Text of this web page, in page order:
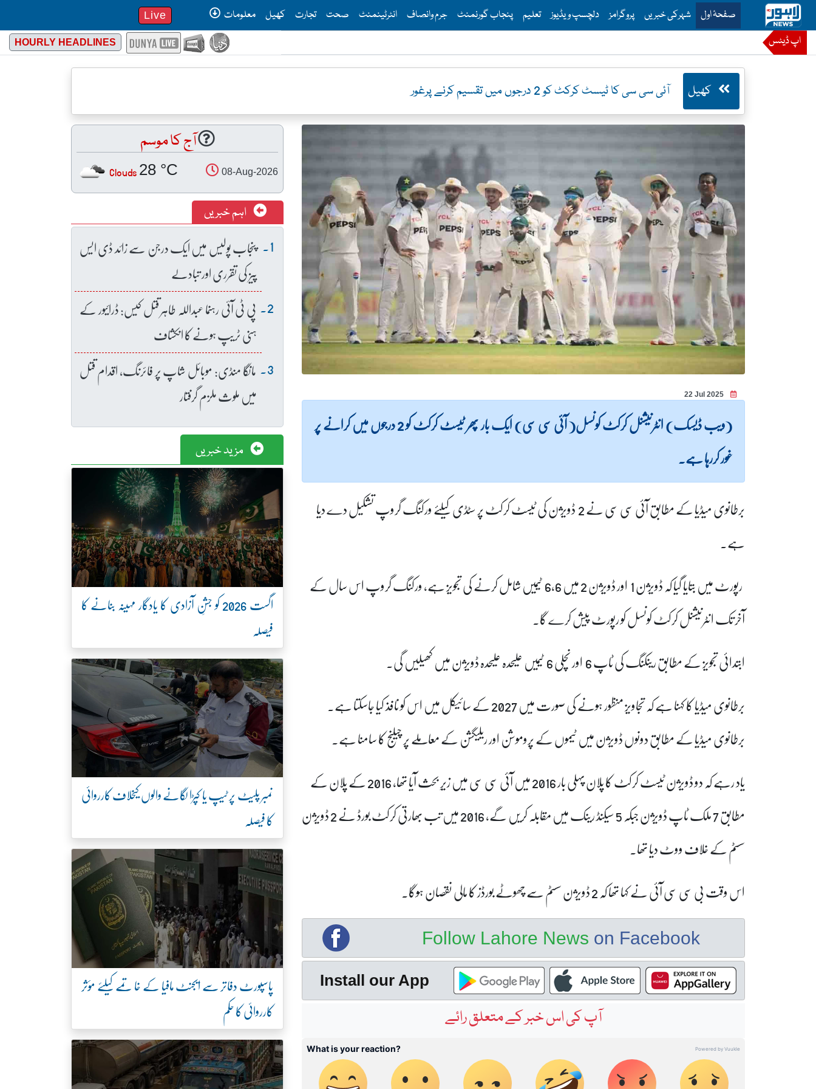
صفحۂ اولThis is the main menu for Lahore News
شہرکی خبریں پروگرامز دلچسپ ویڈیوز تعلیم پنجاب گورنمنٹ جرم وانصاف انٹرٹینمنٹ صحت تجارت کھیل معلومات Live
اپ ڈیٹس HOURLY HEADLINES
کھیل آئی سی سی کا ٹیسٹ کرکٹ کو 2 درجوں میں تقسیم کرنے پرغور
22 Jul 2025
(ویب ڈیسک) انٹرنیشنل کرکٹ کونسل( آئی سی سی) ایک بار پھر ٹیسٹ کرکٹ کو 2 درجوں میں کرانے پر
غور کررہا ہے۔
برطانوی میڈیا کے مطابق آئی سی سی نے 2 ڈویژن کی ٹیسٹ کرکٹ پر سٹڈی کیلئے ورکنگ گروپ تشکیل دے دیا
ہے۔
رپورٹ میں بتایا گیا کہ ڈویژن 1 اور ڈویژن 2 میں 6،6 ٹیمیں شامل کرنے کی تجویز ہے، ورکنگ گروپ اس سال کے
آخر تک انٹرنیشنل کرکٹ کونسل کو رپورٹ پیش کرے گا۔
ابتدائی تجویز کے مطابق رینکنگ کی ٹاپ 6 اور نچلی 6 ٹیمیں علیحدہ علیحدہ ڈویژن میں کھیلیں گی۔
برطانوی میڈیا کا کہنا ہے کہ تجاویز منظور ہونے کی صورت میں 2027 کے سائیکل میں اس کو نافذ کیا جاسکتا ہے۔
برطانوی میڈیا کے مطابق دونوں ڈویژن میں ٹیموں کے پروموشن اور ریلیگشن کے معاملے پر چیلنج کا سامنا ہے۔
یاد رہے کہ دو ڈویژن ٹیسٹ کرکٹ کا پلان پہلی بار 2016 میں آئی سی سی میں زیرِ بحث آیا تھا، 2016 کے پلان کے
مطابق 7 ملک ٹاپ ڈویژن جبکہ 5 سیکنڈ رینک میں مقابلہ کریں گے، 2016 میں تب بھارتی کرکٹ بورڈ نے 2 ڈویژن
سسٹم کے خلاف ووٹ دیا تھا۔
اس وقت بی سی سی آئی نے کہا تھا کہ 2 ڈویژن سسٹم سے چھوٹے بورڈز کا مالی نقصان ہوگا۔
Follow Lahore News on Facebook
Install our App
آپ کی اس خبر کے متعلق رائے
آج کا موسم
08-Aug-2026
28 °C
Clouds
اہم خبریں
پنجاب پولیس میں ایک درجن سے زائد ڈی ایس
پیز کی تقرری اور تبادلے
پی ٹی آئی رہنما عبداللہ طاہر قتل کیس: ڈرائیور کے
ہنی ٹریپ ہونے کا انکشاف
مانگا منڈی: موبائل شاپ پر فائرنگ، اقدام قتل
میں ملوث ملزم گرفتار
مزید خبریں
اگست 2026 کو جشنِ آزادی کا یادگار مہینہ بنانے کا
فیصلہ
نمبر پلیٹ پر ٹیپ یا کپڑا لگانے والوں کیخلاف کارروائی
کا فیصلہ
پاسپورٹ دفاتر سے ایجنٹ مافیا کے خاتمے کیلئے مؤثر
کارروائی کا حکم